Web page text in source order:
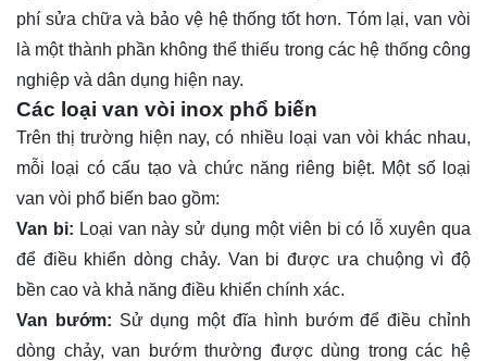
phí sửa chữa và bảo vệ hệ thống tốt hơn. Tóm lại, van vòi
là một thành phần không thể thiếu trong các hệ thống công
nghiệp và dân dụng hiện nay.
Các loại van vòi inox phổ biến
Trên thị trường hiện nay, có nhiều loại van vòi khác nhau,
mỗi loại có cấu tạo và chức năng riêng biệt. Một số loại
van vòi phổ biến bao gồm:
Van bi: Loại van này sử dụng một viên bi có lỗ xuyên qua
để điều khiển dòng chảy. Van bi được ưa chuộng vì độ
bền cao và khả năng điều khiển chính xác.
Van bướm: Sử dụng một đĩa hình bướm để điều chỉnh
dòng chảy, van bướm thường được dùng trong các hệ